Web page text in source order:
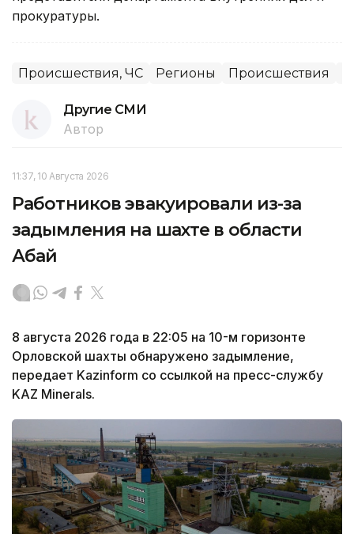
прокуратуры.
Происшествия, ЧС Регионы Происшествия
Другие СМИ
Автор
11:37, 10 Августа 2026
Работников эвакуировали из-за
задымления на шахте в области
Абай
8 августа 2026 года в 22:05 на 10-м горизонте
Орловской шахты обнаружено задымление,
передает Kazinform со ссылкой на пресс-службу
KAZ Minerals.